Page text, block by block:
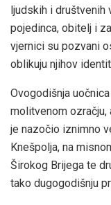
ljudskih i
pojedinca, obitelj i
vjernici su pozvani
oblikuju njihov
Ovogodišnja
molitvenom ozračju,
je nazočio iznimno
Knešpolja, na
Širokog Brijega te
tako dugogodišnju